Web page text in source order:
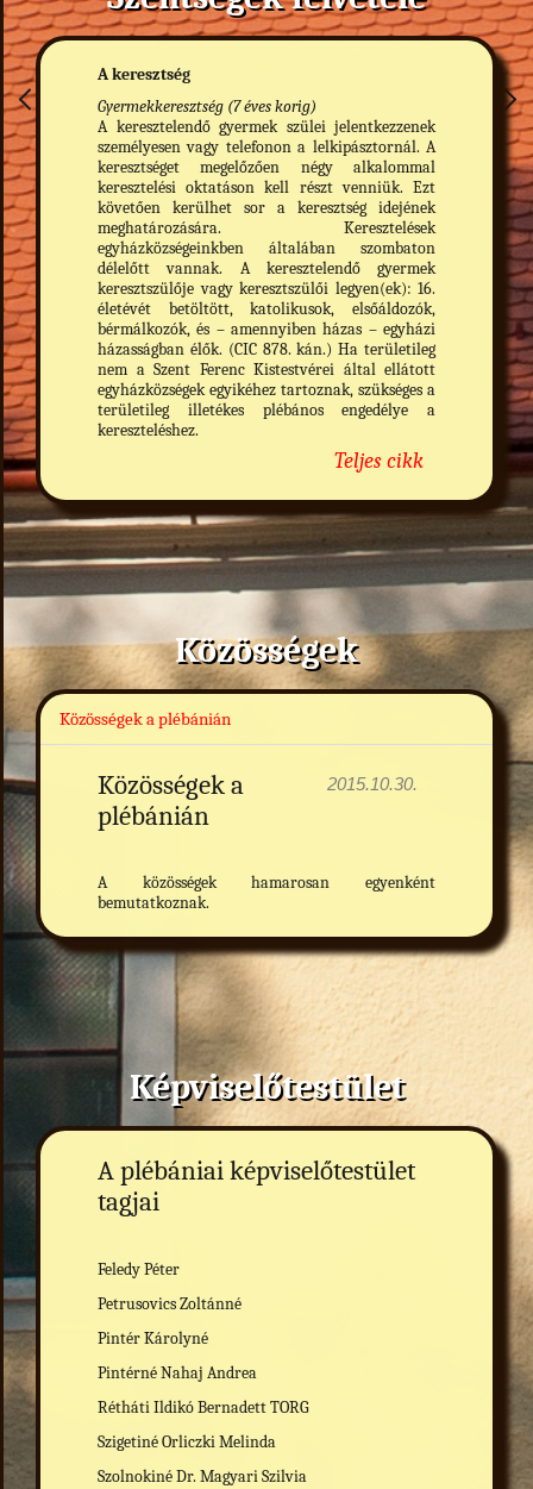
A keresztség
Gyermekkeresztség (7 éves korig)
A keresztelendő gyermek szülei jelentkezzenek
személyesen vagy telefonon a lelkipásztornál. A
keresztséget megelőzően négy alkalommal
keresztelési oktatáson kell részt venniük. Ezt
követően kerülhet sor a keresztség idejének
meghatározására. Keresztelések
egyházközségeinkben általában szombaton
délelőtt vannak. A keresztelendő gyermek
keresztszülője vagy keresztszülői legyen(ek): 16.
életévét betöltött, katolikusok, elsőáldozók,
bérmálkozók, és – amennyiben házas – egyházi
házasságban élők. (CIC 878. kán.) Ha területileg
nem a Szent Ferenc Kistestvérei által ellátott
egyházközségek egyikéhez tartoznak, szükséges a
területileg illetékes plébános engedélye a
kereszteléshez.
Teljes cikk
Közösségek
Közösségek a plébánián
2015.10.30.
Közösségek a
plébánián
A közösségek hamarosan egyenként
bemutatkoznak.
Képviselőtestület
A plébániai képviselőtestület
tagjai
Feledy Péter
Petrusovics Zoltánné
Pintér Károlyné
Pintérné Nahaj Andrea
Rétháti Ildikó Bernadett TORG
Szigetiné Orliczki Melinda
Szolnokiné Dr. Magyari Szilvia